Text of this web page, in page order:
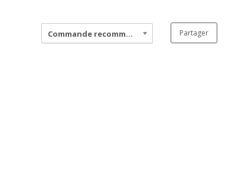
Commande recommandée Partager